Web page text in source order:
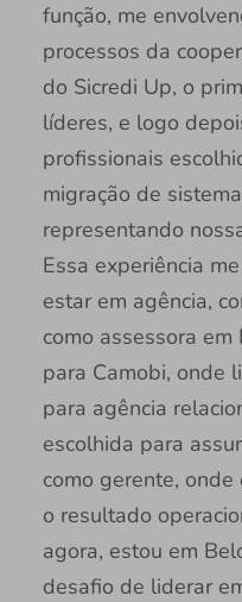
função, me
processos da
do Sicredi Up, o
líderes, e logo
profissionais
migração de
representando
Essa experiência
estar em agência,
como assessora
para Camobi, onde
para agência
escolhida para
como gerente,
o resultado
agora, estou em
desafio de liderar